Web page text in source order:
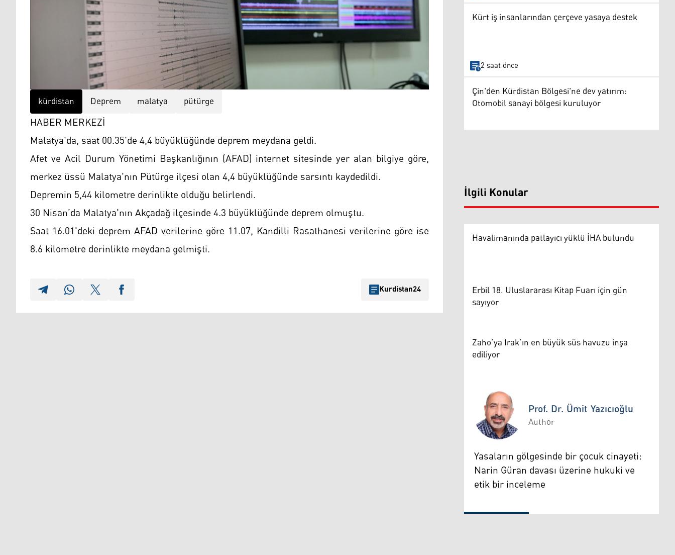
kürdistan Deprem malatya pütürge
HABER MERKEZİ
Malatya'da, saat 00.35'de 4,4 büyüklüğünde deprem meydana geldi.
Afet ve Acil Durum Yönetimi Başkanlığının (AFAD) internet sitesinde yer alan bilgiye göre,
merkez üssü Malatya'nın Pütürge ilçesi olan 4,4 büyüklüğünde sarsıntı kaydedildi.
Depremin 5,44 kilometre derinlikte olduğu belirlendi.
30 Nisan’da Malatya'nın Akçadağ ilçesinde 4.3 büyüklüğünde deprem olmuştu.
Saat 16.01'deki deprem AFAD verilerine göre 11.07, Kandilli Rasathanesi verilerine göre ise
8.6 kilometre derinlikte meydana gelmişti.
Kurdistan24
Kürt iş insanlarından çerçeve yasaya destek
2 saat önce
Çin'den Kürdistan Bölgesi'ne dev yatırım:
Otomobil sanayi bölgesi kuruluyor
İlgili Konular
Havalimanında patlayıcı yüklü İHA bulundu
Erbil 18. Uluslararası Kitap Fuarı için gün
sayıyor
Zaho’ya Irak’ın en büyük süs havuzu inşa
ediliyor
Prof. Dr. Ümit Yazıcıoğlu
Prof. Dr. Ümit Yazıcıoğlu
Author
Yasaların gölgesinde bir çocuk cinayeti:
Narin Güran davası üzerine hukuki ve
etik bir inceleme